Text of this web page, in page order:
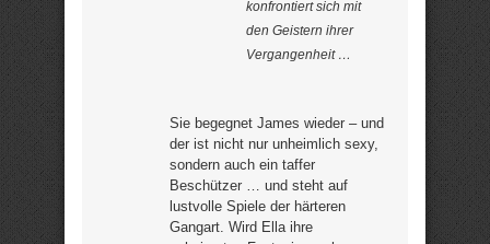
konfrontiert sich mit
den Geistern ihrer
Vergangenheit …
Sie begegnet James wieder – und
der ist nicht nur unheimlich sexy,
sondern auch ein taffer
Beschützer … und steht auf
lustvolle Spiele der härteren
Gangart. Wird Ella ihre